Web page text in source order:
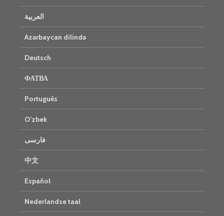
العربية
Azərbaycan dilində
Deutsch
ФАТВА
Português
O’zbek
فارسی
中文
Español
Nederlandse taal